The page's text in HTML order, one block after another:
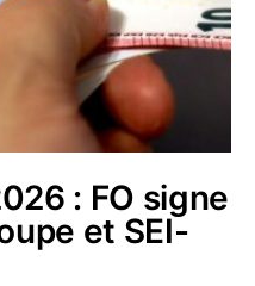
: FO signe
et SEI-